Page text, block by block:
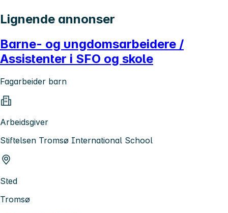
Lignende annonser
Barne- og ungdomsarbeidere /
Assistenter i SFO og skole
Fagarbeider barn
Arbeidsgiver
Stiftelsen Tromsø International School
Sted
Tromsø